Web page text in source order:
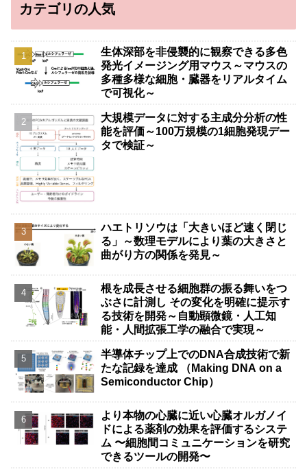
カテゴリの人気
生体深部を非侵襲的に観察できる多色
発光イメージング用マウス～マウスの
多種多様な細胞・臓器をリアルタイム
で可視化～
大規模データに対する主成分分析の性
能を評価～100万規模の1細胞発現デー
タで検証～
ハエトリソウは「大きいほど速く閉じ
る」～数理モデルにより葉の大きさと
曲がり方の関係を発見～
根を成長させる細胞群の振る舞いをつ
ぶさに計測し その変化を明確に提示す
る技術を開発～自動顕微鏡・人工知
能・人間拡張工学の融合で実現～
半導体チップ上でのDNA合成技術で新
たな記録を達成 （Making DNA on a
Semiconductor Chip）
より本物の心臓に近い心臓オルガノイ
ドによる薬剤の効果を評価するシステ
ム 〜細胞間コミュニケーションを研究
できるツールの開発〜